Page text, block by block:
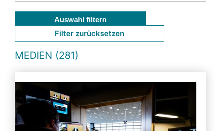
Auswahl filtern
Filter zurücksetzen
MEDIEN (281)